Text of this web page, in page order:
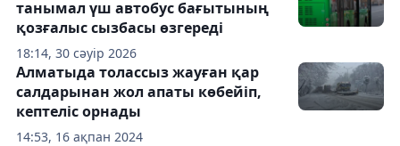
18:14, 30 сәуір 2026
танымал үш автобус бағытының
қозғалыс сызбасы өзгереді
14:53, 16 ақпан 2024
Алматыда толассыз жауған қар
салдарынан жол апаты көбейіп,
кептеліс орнады